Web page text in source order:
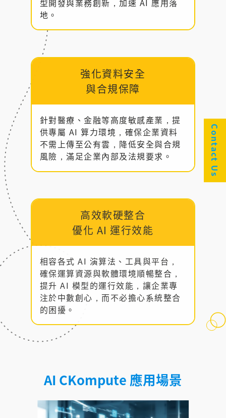
地。
強化資料安全
與合規保障
針對醫療、金融等高度敏感產業，提
供專屬 AI 算力環境，確保企業資料
不需上傳至公有雲，降低安全與合規
風險，滿足企業內部及法規要求。
高效軟硬整合
優化 AI 運行效能
相容各式 AI 演算法、工具與平台，
確保運算資源與軟體環境順暢整合，
提升 AI 模型的運行效能，讓企業專
注於中數創心，而不必擔心系統整合
的困擾。
AI CKompute 應用場景
Contact Us